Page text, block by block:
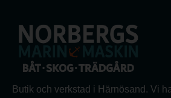
Butik och verkstad i Härnösand. Vi